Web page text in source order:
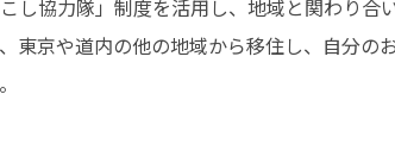
し協力隊」制度を活用し、地域と関わり合
東京や道内の他の地域から移住し、自分の